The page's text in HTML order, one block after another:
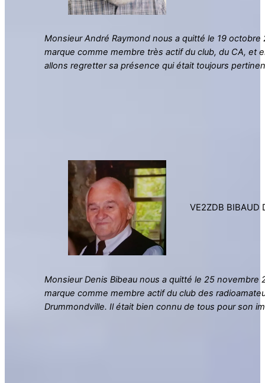
Monsieur André Raymond nous a quitté le 19 octobre
marque comme membre très actif du club, du CA, et
allons regretter sa présence qui était toujours
VE2ZDB BIBAUD
Monsieur Denis Bibeau nous a quitté le 25 novembre
marque comme membre actif du club des
Drummondville. Il était bien connu de tous pour son